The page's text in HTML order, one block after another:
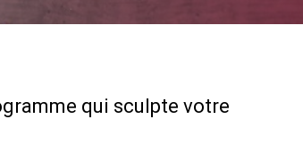
qui sculpte votre